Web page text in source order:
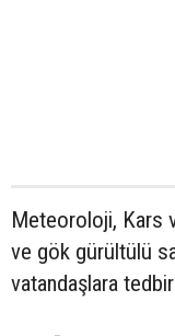
Meteoroloji, Kars
ve gök gürültülü
vatandaşlara tedbir